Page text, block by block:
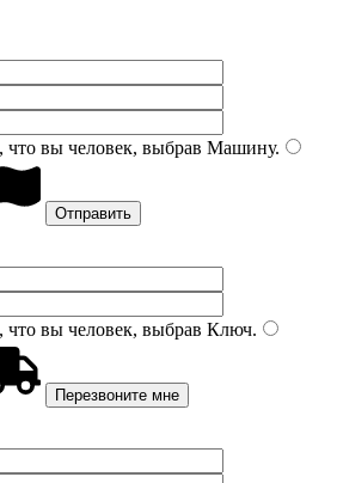
вы человек, выбрав Машину.
вы человек, выбрав Ключ.